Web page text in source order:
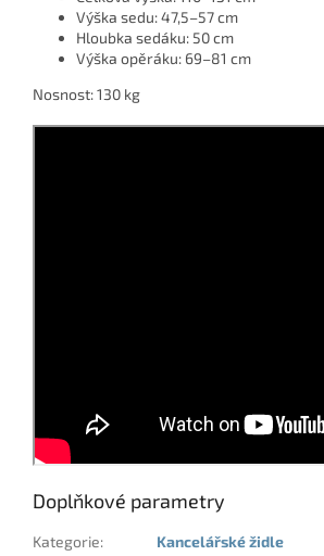
Výška sedu: 47,5–57 cm
Hloubka sedáku: 50 cm
Výška opěráku: 69–81 cm
Nosnost: 130 kg
Doplňkové parametry
Kategorie:
Kancelářské židle